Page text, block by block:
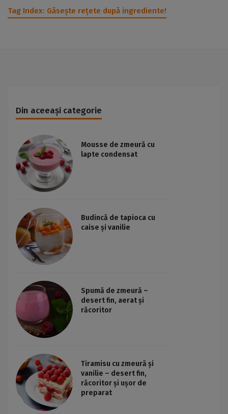
Tag Index: Găsește rețete după ingrediente!
Din aceeași categorie
Mousse de zmeură cu
lapte condensat
Budincă de tapioca cu
caise și vanilie
Spumă de zmeură –
desert fin, aerat și
răcoritor
Tiramisu cu zmeură și
vanilie – desert fin,
răcoritor și ușor de
preparat